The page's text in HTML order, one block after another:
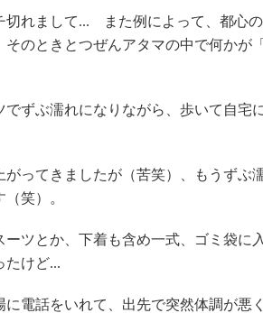
れまして... また例によって、都心
そのときとつぜんアタマの中で何かが
ずぶ濡れになりながら、歩いて自宅
ってきましたが（苦笑）、もうずぶ
笑）。
ツとか、下着も含め一式、ゴミ袋に
たけど...
電話をいれて、出先で突然体調が悪